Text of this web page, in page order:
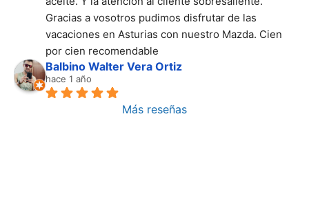
Gracias a vosotros pudimos disfrutar de las
vacaciones en Asturias con nuestro Mazda. Cien
por cien recomendable
Balbino Walter Vera Ortiz
hace 1 año
Más reseñas